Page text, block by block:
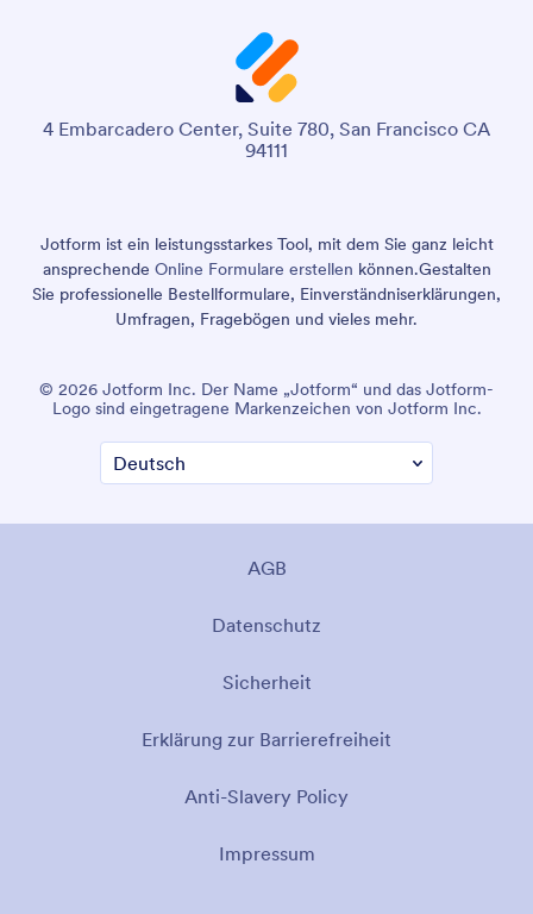
4 Embarcadero Center, Suite 780, San Francisco CA
94111
Jotform ist ein leistungsstarkes Tool, mit dem Sie ganz leicht
ansprechende Online Formulare erstellen können.Gestalten
Sie professionelle Bestellformulare, Einverständniserklärungen,
Umfragen, Fragebögen und vieles mehr.
© 2026 Jotform Inc. Der Name „Jotform“ und das Jotform-
Logo sind eingetragene Markenzeichen von Jotform Inc.
AGB
Datenschutz
Sicherheit
Erklärung zur Barrierefreiheit
Anti-Slavery Policy
Impressum